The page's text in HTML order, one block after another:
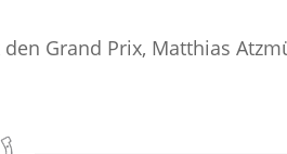
Grand Prix, Matthias